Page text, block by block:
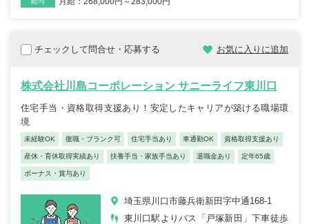
チェックして問合せ・応募する お気に入りに追加
株式会社川島コーポレーション サニーライフ東川口
住宅手当・資格取得支援あり！安定したキャリアが築ける職場環
境
未経験OK 復職・ブランク可 住宅手当あり 車通勤OK 資格取得支援あり
産休・育休取得実績あり 扶養手当・家族手当あり 退職金あり 定年65歳
ボーナス・賞与あり
埼玉県川口市藤兵衛新田字中通168-1
東川口駅よりバス「戸塚新田」下車徒歩